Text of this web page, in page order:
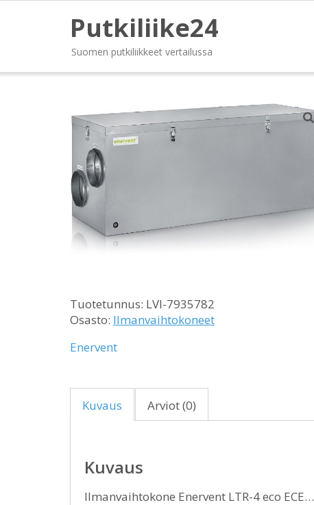
Putkiliike24
Suomen putkiliikkeet vertailussa
Tuotetunnus: LVI-7935782
Osasto: Ilmanvaihtokoneet
Enervent
Kuvaus Arviot (0)
Kuvaus
Ilmanvaihtokone Enervent LTR-4 eco ECE…